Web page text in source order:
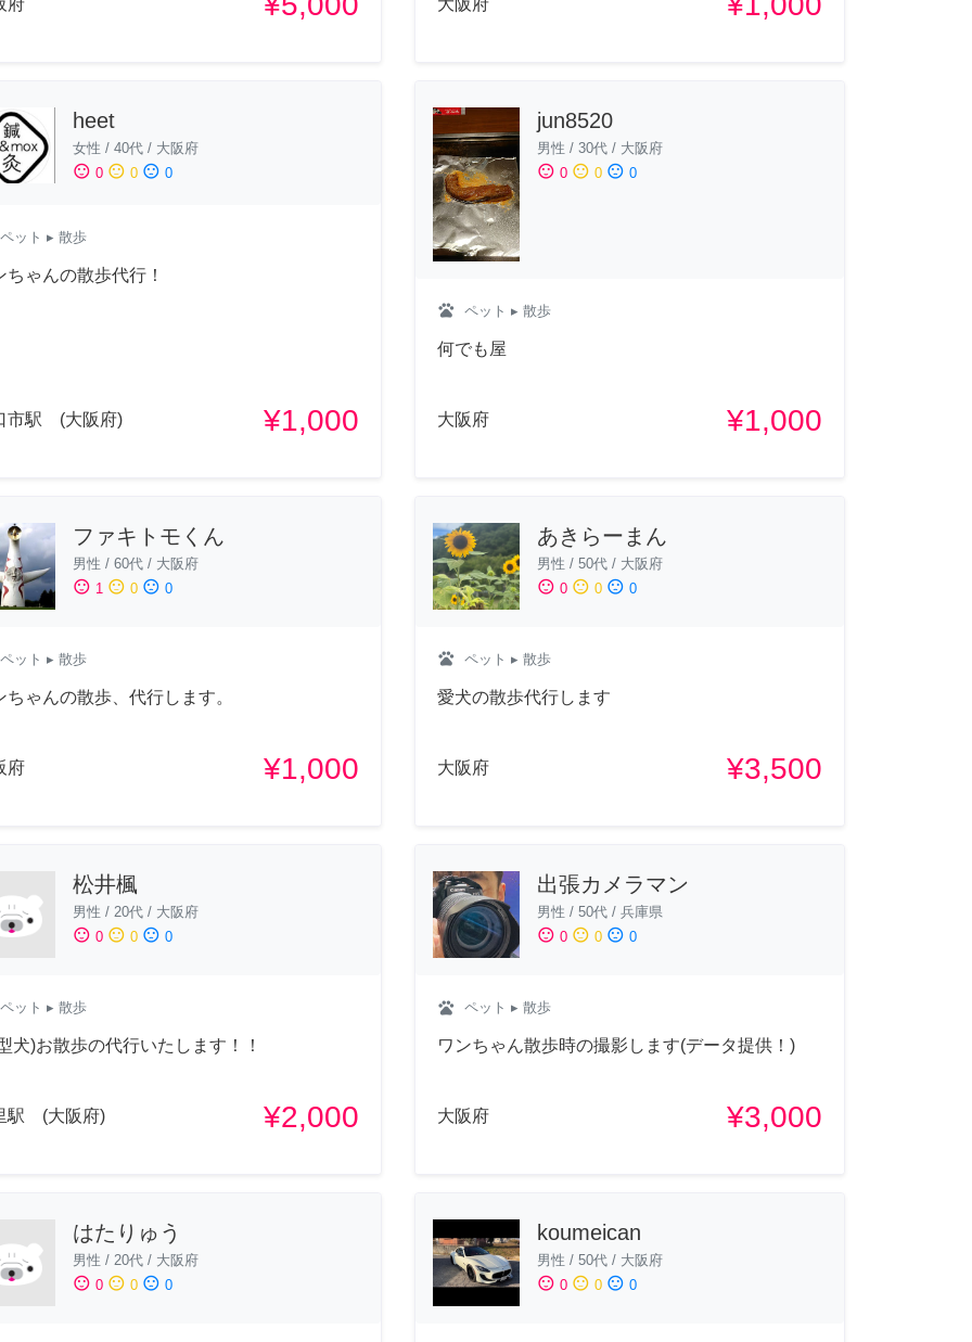
heet
女性 / 40代 / 大阪府
sentiment_satisfied 0 sentiment_neutral 0 sentiment_dissatisfied 0
ペット ▸ 散歩
ちゃんの散歩代行！
市駅 (大阪府) ¥1,000
jun8520
男性 / 30代/ 大阪府
sentiment_satisfied 0 sentiment_neutral 0 sentiment_dissatisfied 0
pets ペット ▸ 散歩
何でも屋
大阪府 ¥1,000
ファキトモくん
男性 / 60代 / 大阪府
sentiment_satisfied 1 sentiment_neutral 0 sentiment_dissatisfied 0
ペット ▸ 散歩
ちゃんの散歩、代行します。
府 ¥1,000
あきらーまん
男性 / 50代/ 大阪府
sentiment_satisfied 0 sentiment_neutral 0 sentiment_dissatisfied 0
pets ペット ▸ 散歩
愛犬の散歩代行します
大阪府 ¥3,500
松井楓
男性 / 20代 / 大阪府
sentiment_satisfied 0 sentiment_neutral 0 sentiment_dissatisfied 0
ペット ▸ 散歩
犬)お散歩の代行いたします！！
駅 (大阪府) ¥2,000
出張カメラマン
男性 / 50代/ 兵庫県
sentiment_satisfied 0 sentiment_neutral 0 sentiment_dissatisfied 0
pets ペット ▸ 散歩
ワンちゃん散歩時の撮影します(データ提供！)
大阪府 ¥3,000
はたりゅう
男性 / 20代 / 大阪府
sentiment_satisfied 0 sentiment_neutral 0 sentiment_dissatisfied 0
koumeican
男性 / 50代/ 大阪府
sentiment_satisfied 0 sentiment_neutral 0 sentiment_dissatisfied 0